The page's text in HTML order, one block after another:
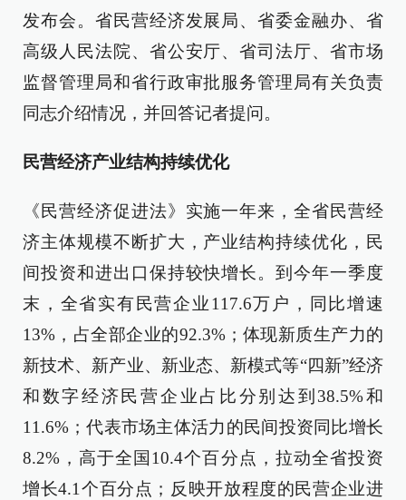
发布会。省民营经济发展局、省委金融办、省
高级人民法院、省公安厅、省司法厅、省市场
监督管理局和省行政审批服务管理局有关负责
同志介绍情况，并回答记者提问。
民营经济产业结构持续优化
《民营经济促进法》实施一年来，全省民营经
济主体规模不断扩大，产业结构持续优化，民
间投资和进出口保持较快增长。到今年一季度
末，全省实有民营企业117.6万户，同比增速
13%，占全部企业的92.3%；体现新质生产力的
新技术、新产业、新业态、新模式等“四新”经济
和数字经济民营企业占比分别达到38.5%和
11.6%；代表市场主体活力的民间投资同比增长
8.2%，高于全国10.4个百分点，拉动全省投资
增长4.1个百分点；反映开放程度的民营企业进